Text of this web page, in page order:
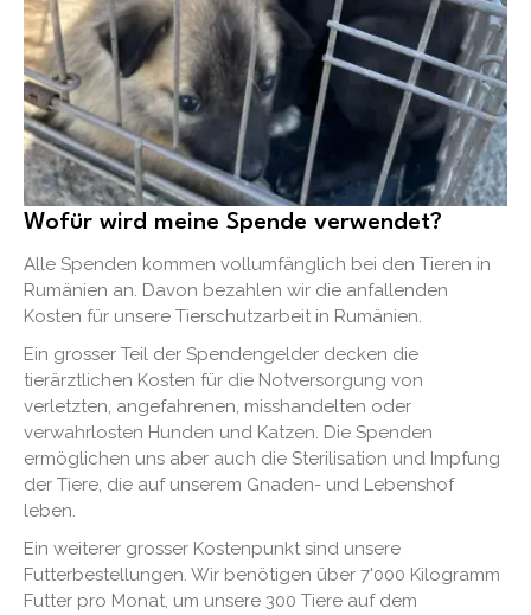
Wofür wird meine Spende verwendet?
Alle Spenden kommen vollumfänglich bei den Tieren in
Rumänien an. Davon bezahlen wir die anfallenden
Kosten für unsere Tierschutzarbeit in Rumänien.
Ein grosser Teil der Spendengelder decken die
tierärztlichen Kosten für die Notversorgung von
verletzten, angefahrenen, misshandelten oder
verwahrlosten Hunden und Katzen. Die Spenden
ermöglichen uns aber auch die Sterilisation und Impfung
der Tiere, die auf unserem Gnaden- und Lebenshof
leben.
Ein weiterer grosser Kostenpunkt sind unsere
Futterbestellungen. Wir benötigen über 7'000 Kilogramm
Futter pro Monat, um unsere 300 Tiere auf dem